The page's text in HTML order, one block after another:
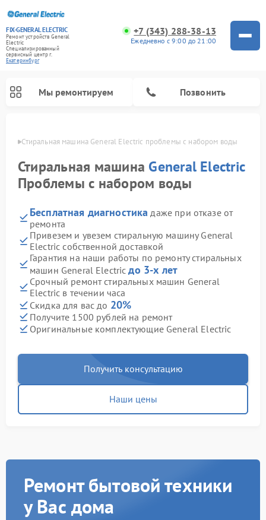
FIX-GENERAL ELECTRIC
Ремонт устройств General
Electric
Специализированный
cервисный центр г.
Екатеринбург
+7 (343) 288-38-13
Ежедневно с 9:00 до 21:00
Мы ремонтируем Позвонить
Стиральная машина General Electric проблемы с набором воды
Стиральная машина General Electric
Проблемы с набором воды
Бесплатная диагностика даже при отказе от
ремонта
Привезем и увезем стиральную машину General
Electric собственной доставкой
Гарантия на наши работы по ремонту стиральных
машин General Electricдо 3-х лет
Срочный ремонт стиральных машин General
Electric в течении часа
Скидка для вас до 20%
Получите 1500 рублей на ремонт
Оригинальные комплектующие General Electric
Получить консультацию
Наши цены
Ремонт бытовой техники
у Вас дома